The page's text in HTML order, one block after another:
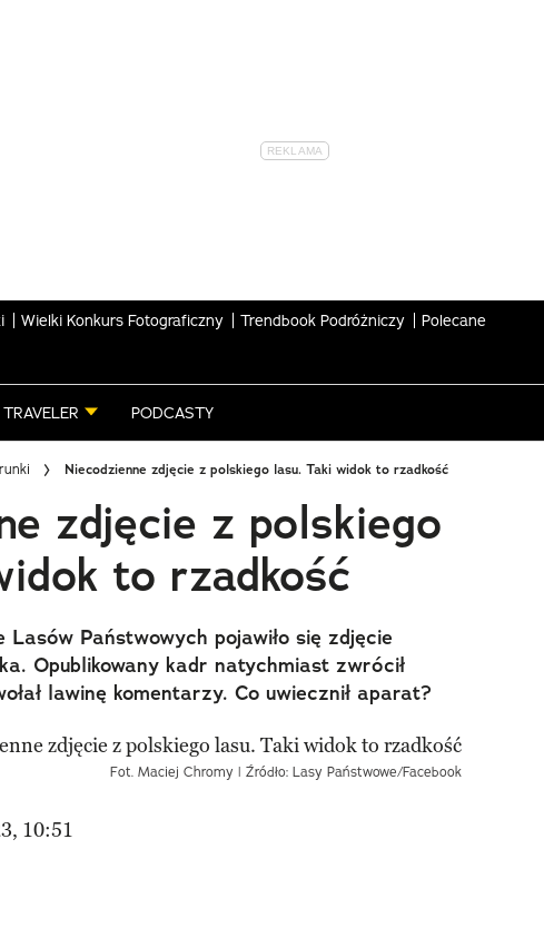
Wielki Konkurs Fotograficzny Trendbook Podróżniczy Polecane
TRAVELER PODCASTY
Niecodzienne zdjęcie z polskiego lasu. Taki widok to rzadkość
zdjęcie z polskiego
to rzadkość
Lasów Państwowych pojawiło się zdjęcie
Opublikowany kadr natychmiast zwrócił
lawinę komentarzy. Co uwiecznił aparat?
Fot. Maciej Chromy | Źródło: Lasy Państwowe/Facebook
10:51